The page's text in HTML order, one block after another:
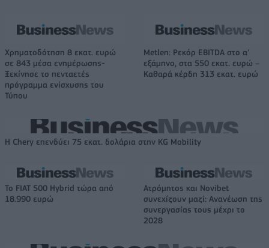
Χρηματοδότηση 8 εκατ. ευρώ
σε 843 μέσα ενημέρωσης-
Ξεκίνησε το πενταετές
πρόγραμμα ενίσχυσης του
Τύπου
Metlen: Ρεκόρ EBITDA στο α'
εξάμηνο, στα 550 εκατ. ευρώ –
Καθαρά κέρδη 313 εκατ. ευρώ
Η Chery επενδύει 75 εκατ. δολάρια στην KG Mobility
Το FIAT 500 Hybrid τώρα από
18.990 ευρώ
Ατρόμητος και Novibet
συνεχίζουν μαζί: Ανανέωση της
συνεργασίας τους μέχρι το
2028